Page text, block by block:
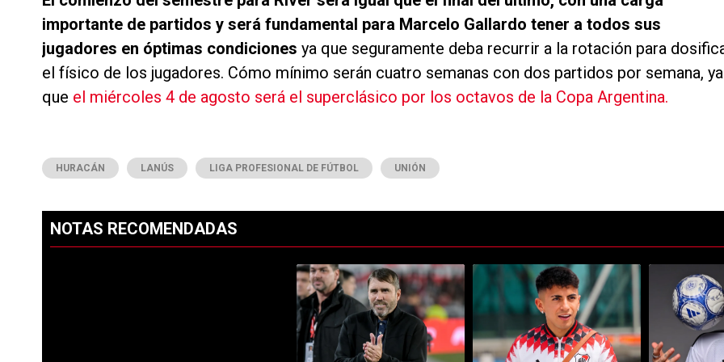
importante de partidos y será fundamental para Marcelo Gallardo tener a todos sus
jugadores en óptimas condiciones ya que seguramente deba recurrir a la rotación para
el físico de los jugadores. Cómo mínimo serán cuatro semanas con dos partidos por semana, ya
que el miércoles 4 de agosto será el superclásico por los octavos de la Copa Argentina.
HURACÁN LANÚS LIGA PROFESIONAL DE FÚTBOL UNIÓN
NOTAS RECOMENDADAS
Un artículo de tendencia con el título "Dos debuts y un regreso clave: la probable
Un artículo de tendencia con el título "No es ni la
Un artículo